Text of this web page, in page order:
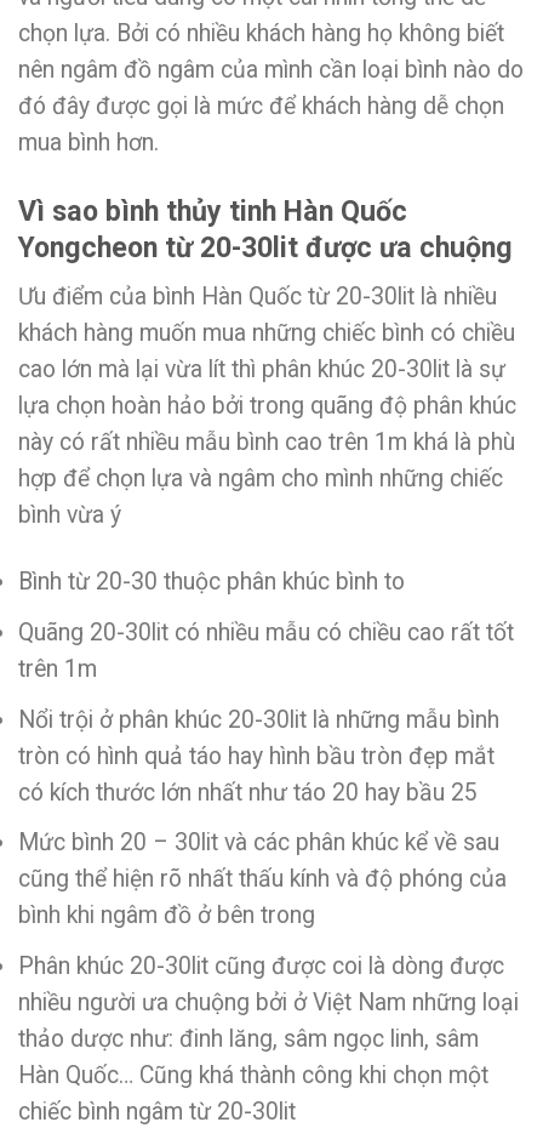
chọn lựa. Bởi có nhiều khách hàng họ không biết
nên ngâm đồ ngâm của mình cần loại bình nào do
đó đây được gọi là mức để khách hàng dễ chọn
mua bình hơn.
Vì sao bình thủy tinh Hàn Quốc
Yongcheon từ 20-30lit được ưa chuộng
Ưu điểm của bình Hàn Quốc từ 20-30lit là nhiều
khách hàng muốn mua những chiếc bình có chiều
cao lớn mà lại vừa lít thì phân khúc 20-30lit là sự
lựa chọn hoàn hảo bởi trong quãng độ phân khúc
này có rất nhiều mẫu bình cao trên 1m khá là phù
hợp để chọn lựa và ngâm cho mình những chiếc
bình vừa ý
Bình từ 20-30 thuộc phân khúc bình to
Quãng 20-30lit có nhiều mẫu có chiều cao rất tốt
trên 1m
Nổi trội ở phân khúc 20-30lit là những mẫu bình
tròn có hình quả táo hay hình bầu tròn đẹp mắt
có kích thước lớn nhất như táo 20 hay bầu 25
Mức bình 20 – 30lit và các phân khúc kể về sau
cũng thể hiện rõ nhất thấu kính và độ phóng của
bình khi ngâm đồ ở bên trong
Phân khúc 20-30lit cũng được coi là dòng được
nhiều người ưa chuộng bởi ở Việt Nam những loại
thảo dược như: đinh lăng, sâm ngọc linh, sâm
Hàn Quốc… Cũng khá thành công khi chọn một
chiếc bình ngâm từ 20-30lit